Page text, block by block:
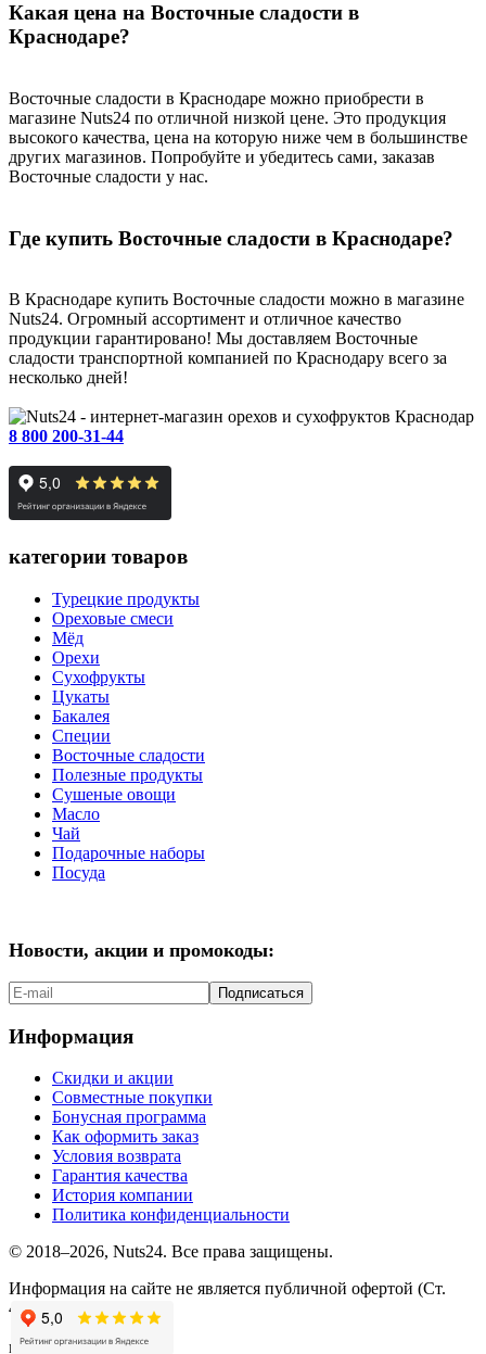
Какая цена на Восточные сладости в
Краснодаре?
Восточные сладости в Краснодаре можно приобрести в
магазине Nuts24 по отличной низкой цене. Это продукция
высокого качества, цена на которую ниже чем в большинстве
других магазинов. Попробуйте и убедитесь сами, заказав
Восточные сладости у нас.
Где купить Восточные сладости в Краснодаре?
В Краснодаре купить Восточные сладости можно в магазине
Nuts24. Огромный ассортимент и отличное качество
продукции гарантировано! Мы доставляем Восточные
сладости транспортной компанией по Краснодару всего за
несколько дней!
Краснодар
8 800 200-31-44
категории товаров
Турецкие продукты
Ореховые смеси
Мёд
Орехи
Сухофрукты
Цукаты
Бакалея
Специи
Восточные сладости
Полезные продукты
Сушеные овощи
Масло
Чай
Подарочные наборы
Посуда
Новости, акции и промокоды:
Подписаться
Информация
Скидки и акции
Совместные покупки
Бонусная программа
Как оформить заказ
Условия возврата
Гарантия качества
История компании
Политика конфиденциальности
© 2018–2026, Nuts24. Все права защищены.
Информация на сайте не является публичной офертой (Ст.
437.2 ГК РФ).
мы в соцсетях